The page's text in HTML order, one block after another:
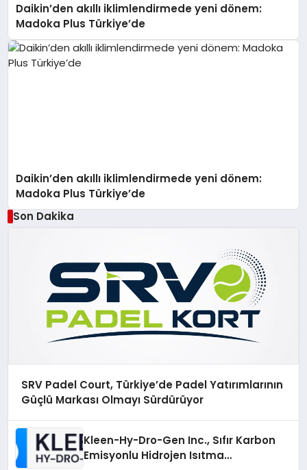
Daikin’den akıllı iklimlendirmede yeni dönem:
Madoka Plus Türkiye’de
Daikin’den akıllı iklimlendirmede yeni dönem:
Madoka Plus Türkiye’de
Son Dakika
SRV Padel Court, Türkiye’de Padel Yatırımlarının
Güçlü Markası Olmayı Sürdürüyor
Kleen-Hy-Dro-Gen Inc., Sıfır Karbon
Emisyonlu Hidrojen Isıtma